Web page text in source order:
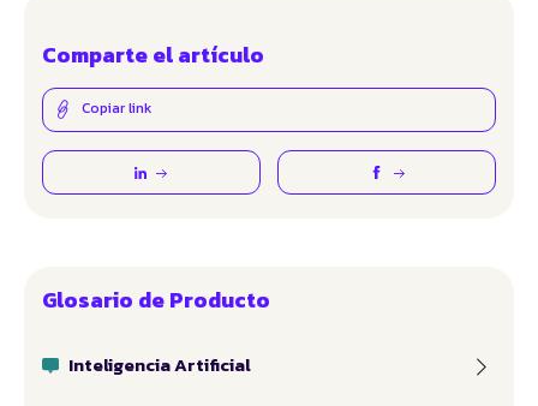
Comparte el artículo
Copiar link
Glosario de Producto
Inteligencia Artificial